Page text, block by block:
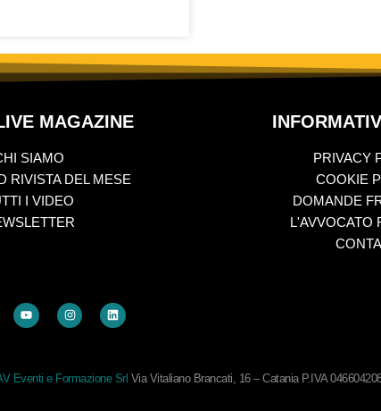
MAGAZINE
SIAMO
RIVISTA DEL MESE
I VIDEO
PRIVACY
COOKIE
DOMANDE
L'AVVOCATO
Eventi e Formazione Srl Via Vitaliano Brancati, 16 – Catania P.IVA